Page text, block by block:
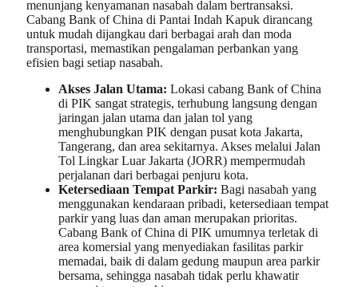
menunjang kenyamanan nasabah dalam bertransaksi.
Cabang Bank of China di Pantai Indah Kapuk dirancang
untuk mudah dijangkau dari berbagai arah dan moda
transportasi, memastikan pengalaman perbankan yang
efisien bagi setiap nasabah.
Akses Jalan Utama: Lokasi cabang Bank of China
di PIK sangat strategis, terhubung langsung dengan
jaringan jalan utama dan jalan tol yang
menghubungkan PIK dengan pusat kota Jakarta,
Tangerang, dan area sekitarnya. Akses melalui Jalan
Tol Lingkar Luar Jakarta (JORR) mempermudah
perjalanan dari berbagai penjuru kota.
Ketersediaan Tempat Parkir: Bagi nasabah yang
menggunakan kendaraan pribadi, ketersediaan tempat
parkir yang luas dan aman merupakan prioritas.
Cabang Bank of China di PIK umumnya terletak di
area komersial yang menyediakan fasilitas parkir
memadai, baik di dalam gedung maupun area parkir
bersama, sehingga nasabah tidak perlu khawatir